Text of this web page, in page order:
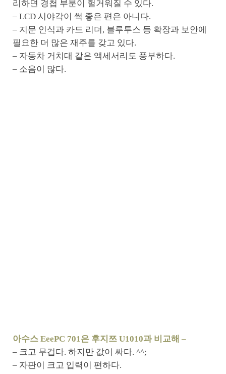
리하면 경첩 부분이 헐거워질 수 있다.
– LCD 시야각이 썩 좋은 편은 아니다.
– 지문 인식과 카드 리더, 블루투스 등 확장과 보안에
필요한 더 많은 재주를 갖고 있다.
– 자동차 거치대 같은 액세서리도 풍부하다.
– 소음이 많다.
아수스 EeePC 701은 후지쯔 U1010과 비교해 –
– 크고 무겁다. 하지만 값이 싸다. ^^;
– 자판이 크고 입력이 편하다.